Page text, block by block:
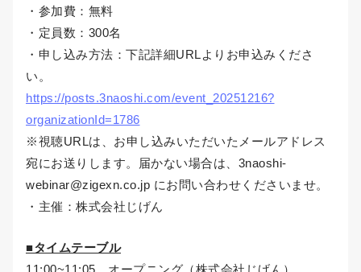
・参加費：無料
・定員数：300名
・申し込み方法：下記詳細URLよりお申込みくださ
い。
https://posts.3naoshi.com/event_20251216?
organizationId=1786
※視聴URLは、お申し込みいただいたメールアドレス
宛にお送りします。届かない場合は、3naoshi-
webinar@zigexn.co.jp にお問い合わせくださいませ。
・主催：株式会社じげん
■タイムテーブル
11:00~11:05 オープニング（株式会社じげん）